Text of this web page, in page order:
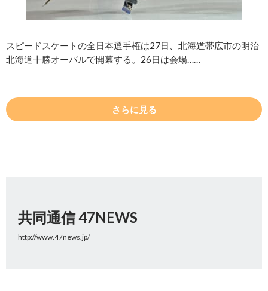
スピードスケートの全日本選手権は27日、北海道帯広市の明治
北海道十勝オーバルで開幕する。26日は会場……
さらに見る
共同通信 47NEWS
http://www.47news.jp/